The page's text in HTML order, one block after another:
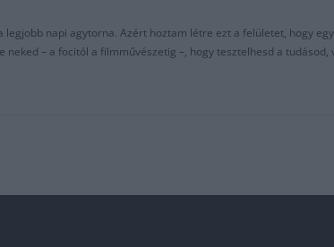
napi agytorna. Azért hoztam létre ezt a felületet, hogy
– a focitól a filmművészetig –, hogy tesztelhesd a tudásod,